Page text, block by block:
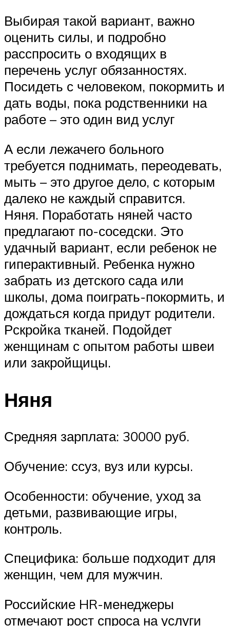
Выбирая такой вариант, важно
оценить силы, и подробно
расспросить о входящих в
перечень услуг обязанностях.
Посидеть с человеком, покормить и
дать воды, пока родственники на
работе – это один вид услуг
А если лежачего больного
требуется поднимать, переодевать,
мыть – это другое дело, с которым
далеко не каждый справится.
Няня. Поработать няней часто
предлагают по-соседски. Это
удачный вариант, если ребенок не
гиперактивный. Ребенка нужно
забрать из детского сада или
школы, дома поиграть-покормить, и
дождаться когда придут родители.
Рскройка тканей. Подойдет
женщинам с опытом работы швеи
или закройщицы.
Няня
Средняя зарплата: 30000 руб.
Обучение: ссуз, вуз или курсы.
Особенности: обучение, уход за
детьми, развивающие игры,
контроль.
Специфика: больше подходит для
женщин, чем для мужчин.
Российские HR-менеджеры
отмечают рост спроса на услуги